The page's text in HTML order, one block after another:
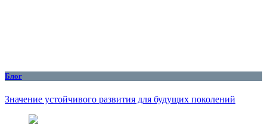
Блог
Значение устойчивого развития для будущих поколений